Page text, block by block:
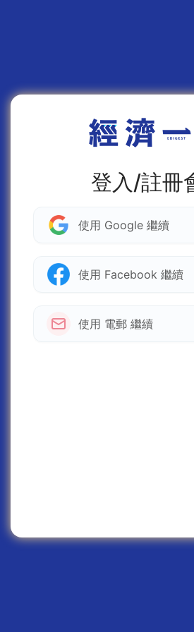
登入/註冊
使用 Google 繼續
使用 Facebook 繼續
使用 電郵 繼續